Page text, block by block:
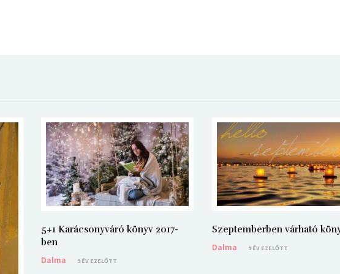
5+1 Karácsonyváró könyv 2017-
ben
Dalma
9 ÉV EZELŐTT
Szeptemberben várható
Dalma
9 ÉV EZELŐTT